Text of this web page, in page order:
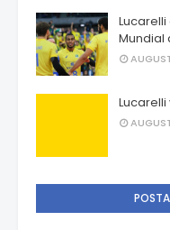
Mundial